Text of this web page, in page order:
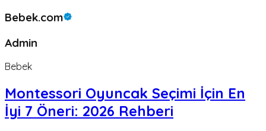
Bebek.com
Admin
Bebek
Montessori Oyuncak Seçimi İçin En
İyi 7 Öneri: 2026 Rehberi